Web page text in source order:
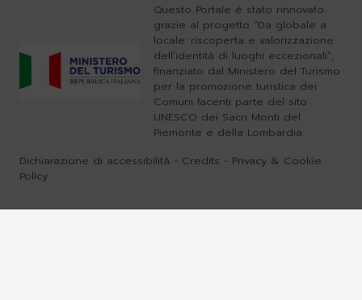
Questo Portale è stato rinnovato
grazie al progetto “Da globale a
locale: riscoperta e valorizzazione
dell’identità di luoghi eccezionali”,
finanziato dal Ministero del Turismo
per la promozione turistica dei
Comuni facenti parte del sito
UNESCO dei Sacri Monti del
Piemonte e della Lombardia.
Dichiarazione di accessibilità - Credits - Privacy & Cookie
Policy